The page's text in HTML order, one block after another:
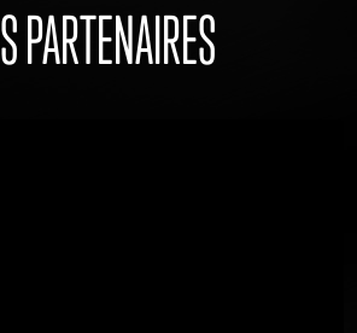
PARTENAIRES